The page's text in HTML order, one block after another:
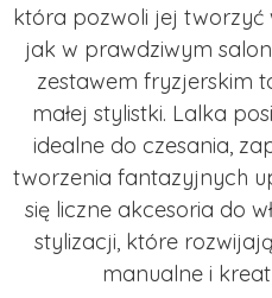
która pozwoli jej tworzyć
jak w prawdziwym
zestawem fryzjerskim
małej stylistki. Lalka
idealne do czesania,
tworzenia fantazyjnych
się liczne akcesoria do
stylizacji, które
manualne i